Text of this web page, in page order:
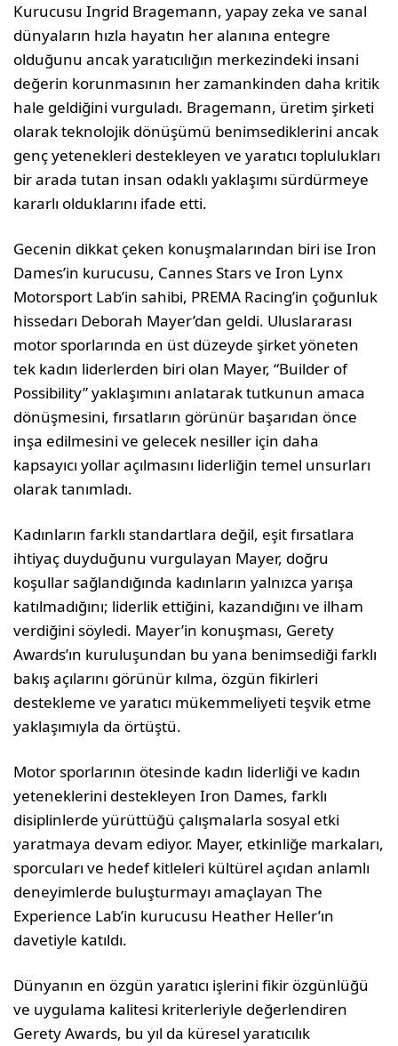
Kurucusu Ingrid Bragemann, yapay zeka ve sanal
dünyaların hızla hayatın her alanına entegre
olduğunu ancak yaratıcılığın merkezindeki insani
değerin korunmasının her zamankinden daha kritik
hale geldiğini vurguladı. Bragemann, üretim şirketi
olarak teknolojik dönüşümü benimsediklerini ancak
genç yetenekleri destekleyen ve yaratıcı toplulukları
bir arada tutan insan odaklı yaklaşımı sürdürmeye
kararlı olduklarını ifade etti.
Gecenin dikkat çeken konuşmalarından biri ise Iron
Dames’in kurucusu, Cannes Stars ve Iron Lynx
Motorsport Lab’in sahibi, PREMA Racing’in çoğunluk
hissedarı Deborah Mayer’dan geldi. Uluslararası
motor sporlarında en üst düzeyde şirket yöneten
tek kadın liderlerden biri olan Mayer, “Builder of
Possibility” yaklaşımını anlatarak tutkunun amaca
dönüşmesini, fırsatların görünür başarıdan önce
inşa edilmesini ve gelecek nesiller için daha
kapsayıcı yollar açılmasını liderliğin temel unsurları
olarak tanımladı.
Kadınların farklı standartlara değil, eşit fırsatlara
ihtiyaç duyduğunu vurgulayan Mayer, doğru
koşullar sağlandığında kadınların yalnızca yarışa
katılmadığını; liderlik ettiğini, kazandığını ve ilham
verdiğini söyledi. Mayer’in konuşması, Gerety
Awards’ın kuruluşundan bu yana benimsediği farklı
bakış açılarını görünür kılma, özgün fikirleri
destekleme ve yaratıcı mükemmeliyeti teşvik etme
yaklaşımıyla da örtüştü.
Motor sporlarının ötesinde kadın liderliği ve kadın
yeteneklerini destekleyen Iron Dames, farklı
disiplinlerde yürüttüğü çalışmalarla sosyal etki
yaratmaya devam ediyor. Mayer, etkinliğe markaları,
sporcuları ve hedef kitleleri kültürel açıdan anlamlı
deneyimlerde buluşturmayı amaçlayan The
Experience Lab’in kurucusu Heather Heller’ın
davetiyle katıldı.
Dünyanın en özgün yaratıcı işlerini fikir özgünlüğü
ve uygulama kalitesi kriterleriyle değerlendiren
Gerety Awards, bu yıl da küresel yaratıcılık